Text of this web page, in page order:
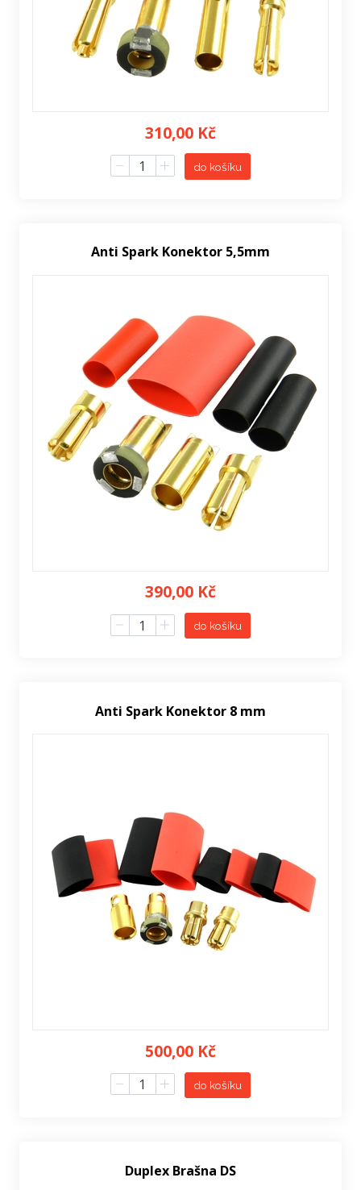
310,00 Kč
do košíku
Anti Spark Konektor 5,5mm
390,00 Kč
do košíku
Anti Spark Konektor 8 mm
500,00 Kč
do košíku
Duplex Brašna DS